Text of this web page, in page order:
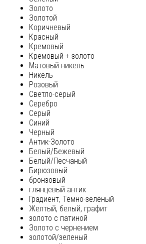
Золото
Золотой
Коричневый
Красный
Кремовый
Кремовый + золото
Матовый никель
Никель
Розовый
Светло-серый
Серебро
Серый
Синий
Черный
Антик-Золото
Белый/Бежевый
Белый/Песчаный
Бирюзовый
бронзовый
глянцевый антик
Градиент, Темно-зелёный
Желтый, белый, графит
золото с патиной
Золото с чернением
золотой/зеленый